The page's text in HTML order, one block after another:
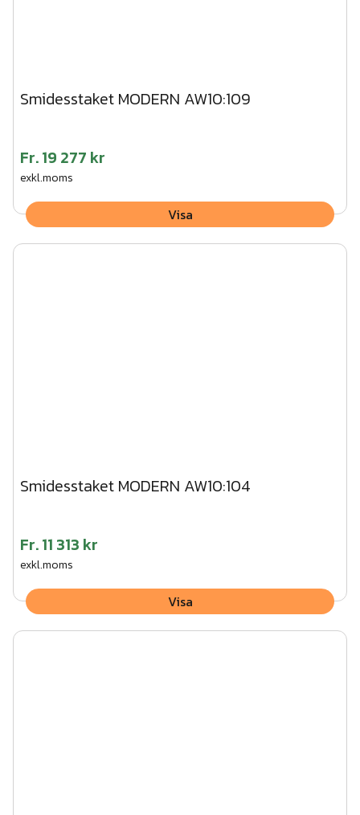
Smidesstaket MODERN AW10:109
Fr.19 277 kr
exkl.moms
Visa
Smidesstaket MODERN AW10:104
Fr.11 313 kr
exkl.moms
Visa